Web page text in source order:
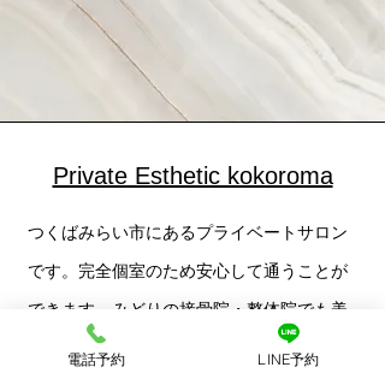
Private Esthetic kokoroma
つくばみらい市にあるプライベートサロン
です。完全個室のため安心して通うことが
できます。みどりの接骨院・整体院でも美
容フェイシャル施術はございますがエステ
電話予約 LINE予約